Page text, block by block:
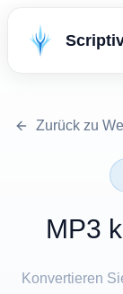
Zurück zu
⁦MP3⁩
Konvertieren